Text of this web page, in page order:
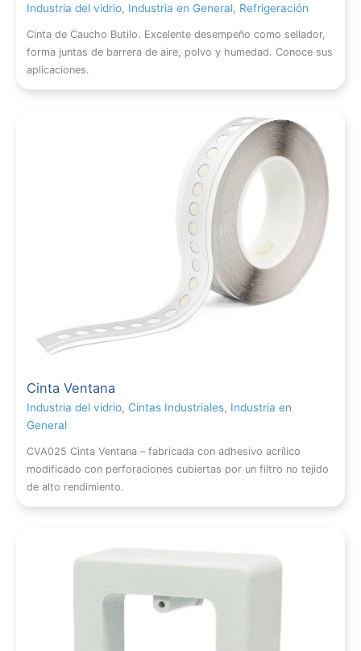
Industria del vidrio, Industria en General, Refrigeración
Cinta de Caucho Butilo. Excelente desempeño como sellador,
forma juntas de barrera de aire, polvo y humedad. Conoce sus
aplicaciones.
Cinta Ventana
Industria del vidrio, Cintas Industriales, Industria en
General
CVA025 Cinta Ventana – fabricada con adhesivo acrílico
modificado con perforaciones cubiertas por un filtro no tejido
de alto rendimiento.